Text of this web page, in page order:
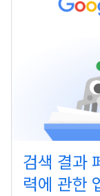
검색 결과
력에 관한